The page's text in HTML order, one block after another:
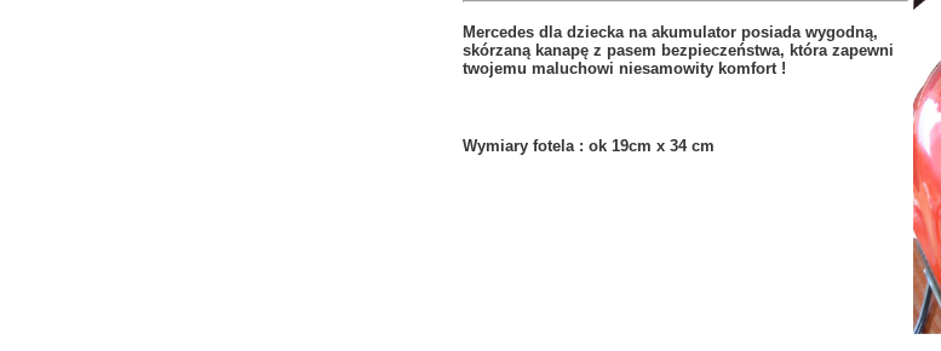
Mercedes dla dziecka na akumulator posiada wygodną,
skórzaną kanapę z pasem bezpieczeństwa, która zapewni
twojemu maluchowi niesamowity komfort !
Wymiary fotela : ok 19cm x 34 cm